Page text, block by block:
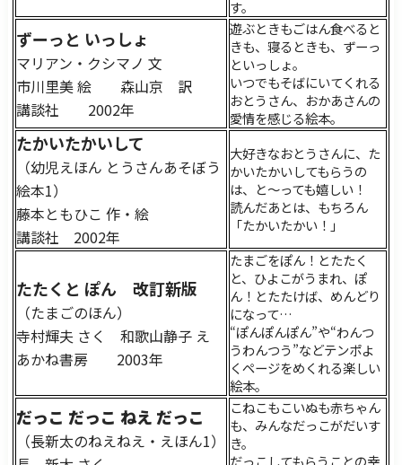
す。
ずーっと いっしょ
マリアン・クシマノ 文
市川里美 絵 森山京 訳
講談社 2002年
遊ぶときもごはん食べると
きも、寝るときも、ずーっ
といっしょ。
いつでもそばにいてくれる
おとうさん、おかあさんの
愛情を感じる絵本。
たかいたかいして
（幼児えほん とうさんあそぼう
絵本1）
藤本ともひこ 作・絵
講談社 2002年
大好きなおとうさんに、た
かいたかいしてもらうの
は、と～っても嬉しい！
読んだあとは、もちろん
「たかいたかい！」
たたくと ぽん 改訂新版
（たまごのほん）
寺村輝夫 さく 和歌山静子 え
あかね書房 2003年
たまごをぽん！とたたく
と、ひよこがうまれ、ぽ
ん！とたたけば、めんどり
になって…
“ぽんぽんぽん”や“わんつ
うわんつう”などテンポよ
くページをめくれる楽しい
絵本。
だっこ だっこ ねえ だっこ
（長新太のねえねえ・えほん1）
こねこもこいぬも赤ちゃん
も、みんなだっこがだいす
き。